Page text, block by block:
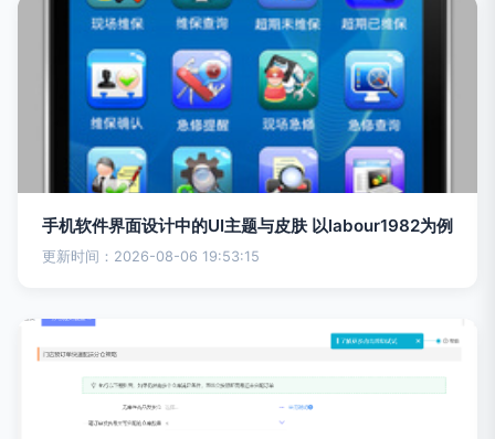
手机软件界面设计中的UI主题与皮肤 以labour1982为例
更新时间：2026-08-06 19:53:15